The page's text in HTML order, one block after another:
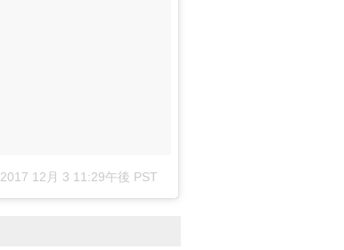
2017 12月 3 11:29午後 PST